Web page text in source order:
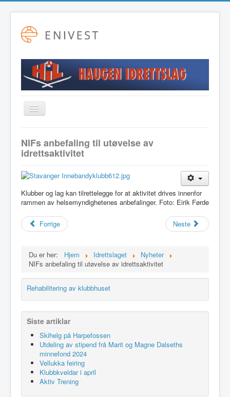
Toggle
Navigation
Alpint
Langrenn
Hovudstyret
Klubblokaler
Minnefond
NIFs anbefaling til utøvelse av
idrettsaktivitet
Klubber og lag kan tilrettelegge for at aktivitet drives innenfor
rammen av helsemyndighetenes anbefalinger. Foto: Eirik Førde
Forrige Neste
Du er her: Hjem Idrettslaget
Nyheter
NIFs anbefaling til utøvelse av idrettsaktivitet
Rehabilitering av klubbhuset
Siste artiklar
Skihelg på Harpefossen
Utdeling av stipend frå Marit og Magne Dalseths
minnefond 2024
Vellukka feiring
Klubbkveldar i april
Aktiv Trening